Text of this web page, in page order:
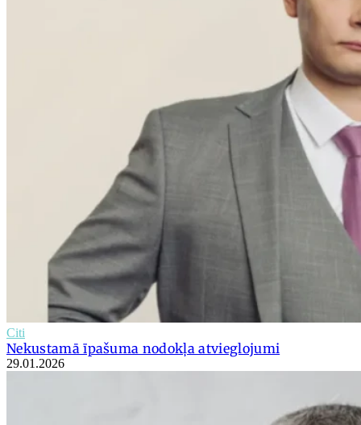
Citi
Nekustamā īpašuma nodokļa atvieglojumi
29.01.2026